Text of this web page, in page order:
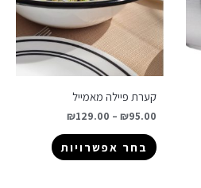
קערת פיילה מאמייל
₪95.00
–
₪129.00
בחר אפשרויות